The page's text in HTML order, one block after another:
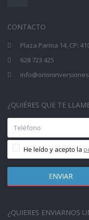
CONTACTO
Plaza Parma 14, CP:
628 723 425
¿QUIÉRES QUE TE
He leído y acepto la
¿QUIERES ENVIARNOS